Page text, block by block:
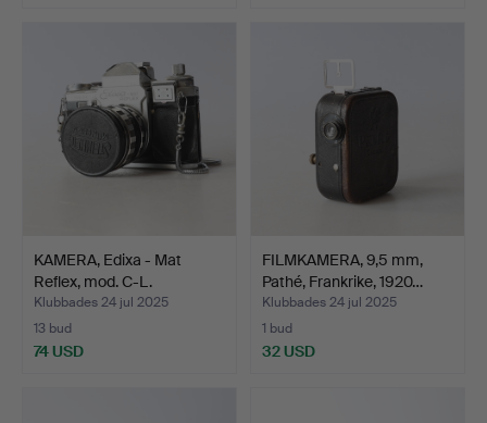
KAMERA, Edixa - Mat
Reflex, mod. C-L.
Klubbades 24 jul 2025
13 bud
74 USD
FILMKAMERA, 9,5 mm,
Pathé, Frankrike, 1920…
Klubbades 24 jul 2025
1 bud
32 USD